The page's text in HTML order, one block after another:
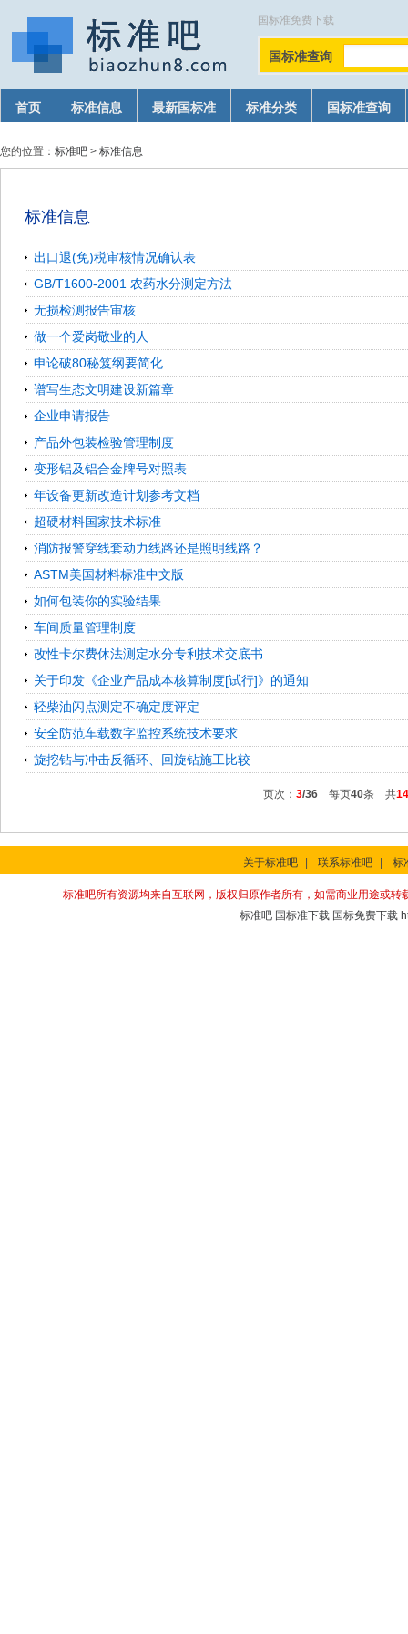
国标准免费下载
国标准查询
首页 标准信息 最新国标准 标准分类 国标准查询
您的位置： 标准吧 > 标准信息
标准信息
出口退(免)税审核情况确认表
GB/T1600-2001 农药水分测定方法
无损检测报告审核
做一个爱岗敬业的人
申论破80秘笈纲要简化
谱写生态文明建设新篇章
企业申请报告
产品外包装检验管理制度
变形铝及铝合金牌号对照表
年设备更新改造计划参考文档
超硬材料国家技术标准
消防报警穿线套动力线路还是照明线路？
ASTM美国材料标准中文版
如何包装你的实验结果
车间质量管理制度
改性卡尔费休法测定水分专利技术交底书
关于印发《企业产品成本核算制度[试行]》的通知
轻柴油闪点测定不确定度评定
安全防范车载数字监控系统技术要求
旋挖钻与冲击反循环、回旋钻施工比较
页次： 3/36每页40条 共
关于标准吧 联系标准吧 标
标准吧所有资源均来自互联网，版权归原作者所有，如需商业用途或
标准吧 国标准下载 国标免费下载